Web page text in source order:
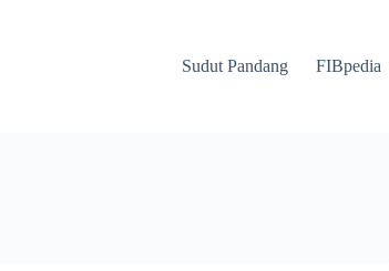
Sudut Pandang FIBpedia